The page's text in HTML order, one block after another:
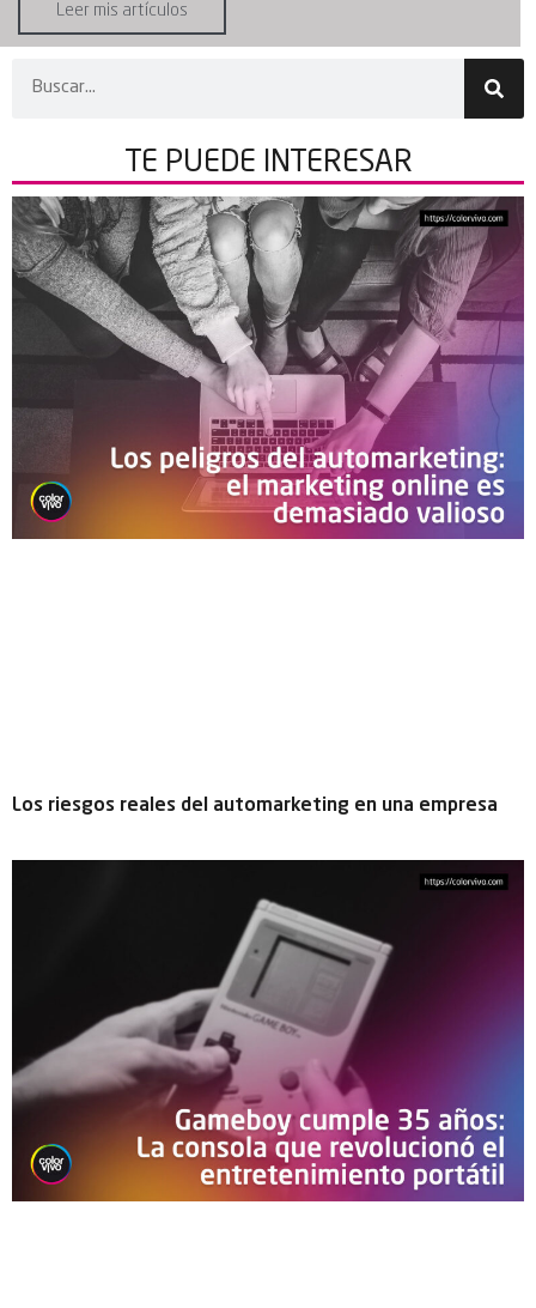
Leer mis artículos
TE PUEDE INTERESAR
Los riesgos reales del automarketing en una empresa